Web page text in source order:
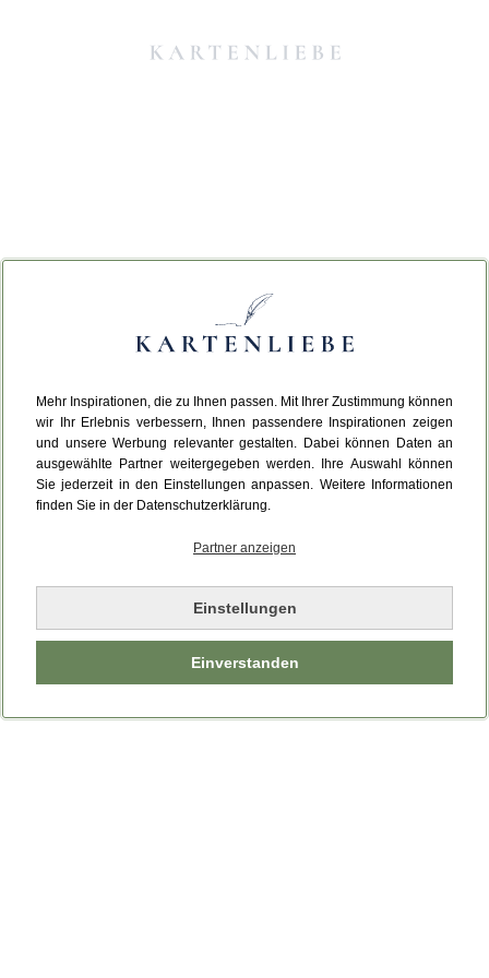
Mehr Inspirationen, die zu Ihnen passen. Mit Ihrer Zustimmung können
wir Ihr Erlebnis verbessern, Ihnen passendere Inspirationen zeigen
und unsere Werbung relevanter gestalten. Dabei können Daten an
ausgewählte Partner weitergegeben werden. Ihre Auswahl können
Sie jederzeit in den Einstellungen anpassen. Weitere Informationen
finden Sie in der Datenschutzerklärung.
Partner anzeigen
Einstellungen
Einverstanden
Da ist etwas schiefgelaufen.
Leider ist ein technischer Fehler aufgetreten.
Bitte laden Sie die Seite neu.